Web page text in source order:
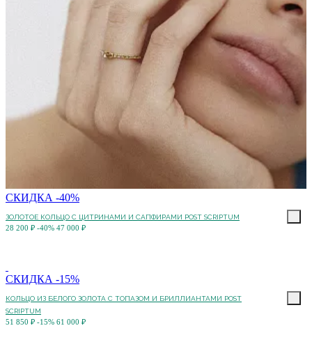
СКИДКА -40%
ЗОЛОТОЕ КОЛЬЦО С ЦИТРИНАМИ И САПФИРАМИ POST SCRIPTUM
28 200 ₽ -40% 47 000 ₽
СКИДКА -15%
КОЛЬЦО ИЗ БЕЛОГО ЗОЛОТА С ТОПАЗОМ И БРИЛЛИАНТАМИ POST
SCRIPTUM
51 850 ₽ -15% 61 000 ₽